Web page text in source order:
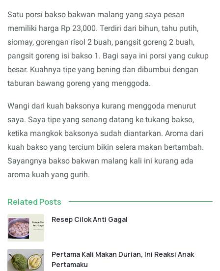
Satu porsi bakso bakwan malang yang saya pesan
memiliki harga Rp 23,000. Terdiri dari bihun, tahu putih,
siomay, gorengan risol 2 buah, pangsit goreng 2 buah,
pangsit goreng isi bakso 1. Bagi saya ini porsi yang cukup
besar. Kuahnya tipe yang bening dan dibumbui dengan
taburan bawang goreng yang menggoda.
Wangi dari kuah baksonya kurang menggoda menurut
saya. Saya tipe yang senang datang ke tukang bakso,
ketika mangkok baksonya sudah diantarkan. Aroma dari
kuah bakso yang tercium bikin selera makan bertambah.
Sayangnya bakso bakwan malang kali ini kurang ada
aroma kuah yang gurih.
Related Posts
Resep Cilok Anti Gagal
Pertama Kali Makan Durian, Ini Reaksi Anak
Pertamaku